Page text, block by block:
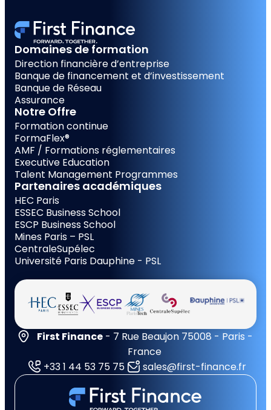
Domaines de formation
Direction financière d’entreprise
Banque de financement et d’investissement
Banque de Réseau
Assurance
Notre Offre
Formation continue
FormaFlex®
AMF / Formations réglementaires
Executive Education
Talent Management Programmes
Partenaires académiques
HEC Paris
ESSEC Business School
ESCP Business School
Mines Paris – PSL
CentraleSupélec
Université Paris Dauphine - PSL
First Finance- 7 Rue Beaujon 75008 - Paris -
France
+33 1 44 53 75 75
sales@first-finance.fr